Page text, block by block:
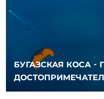
БУГАЗСКАЯ КОСА -